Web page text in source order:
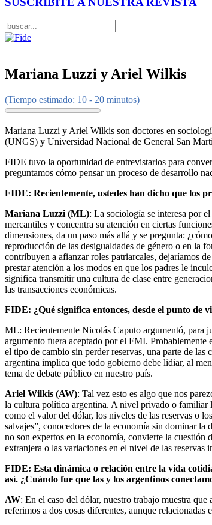
Mariana Luzzi y Ariel Wilkis
(Tiempo estimado: 10 - 20 minutos)
Mariana Luzzi y Ariel Wilkis son doctores en
(UNGS) y Universidad Nacional de General San
FIDE tuvo la oportunidad de entrevistarlos para
preguntamos cómo pensar un proceso de desarrollo
FIDE: Recientemente, ustedes han dicho que los
Mariana Luzzi (ML): La sociología se interesa por
mercantiles y concentra su atención en ciertas
dimensiones, da un paso más allá y se pregunta:
reproducción de las desigualdades de género o en la
contribuyen a afianzar roles patriarcales, dejaríamos
prestar atención a los modos en que los padres le
significa transmitir una cultura de clase entre
las transacciones económicas.
FIDE: ¿Qué significa entonces, desde el punto de
ML: Recientemente Nicolás Caputo argumentó, para
argumento fuera aceptado por el FMI. Probablemente
el tipo de cambio sin perder reservas, una parte de
argentina implica que todo gobierno debe lidiar, al
tema de debate público en nuestro país.
Ariel Wilkis (AW): Tal vez esto es algo que nos
la cultura política argentina. A nivel privado o familiar
como el valor del dólar, los niveles de las reservas o
salvajes”, conocedores de la economía sin dominar
no son expertos en la economía, convierte la cuestión
extranjera o las variaciones en el nivel de las reservas
FIDE: Esta dinámica o relación entre la vida
así. ¿Cuándo fue que las y los argentinos
AW: En el caso del dólar, nuestro trabajo muestra
referimos a dos cosas diferentes, aunque relacionadas